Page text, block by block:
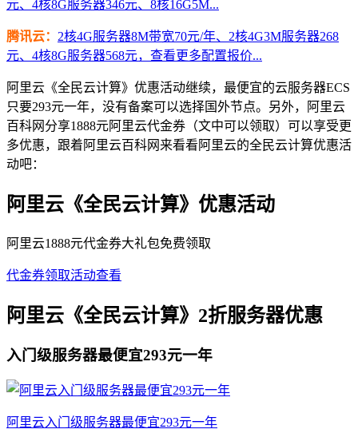
元、4核8G服务器346元、8核16G5M...
腾讯云： 2核4G服务器8M带宽70元/年、2核4G3M服务器268
元、4核8G服务器568元，查看更多配置报价...
阿里云《全民云计算》优惠活动继续，最便宜的云服务器ECS
只要293元一年，没有备案可以选择国外节点。另外，阿里云
百科网分享1888元阿里云代金券（文中可以领取）可以享受更
多优惠，跟着阿里云百科网来看看阿里云的全民云计算优惠活
动吧：
阿里云《全民云计算》优惠活动
阿里云1888元代金券大礼包免费领取
代金券领取活动查看
阿里云《全民云计算》2折服务器优惠
入门级服务器最便宜293元一年
阿里云入门级服务器最便宜293元一年